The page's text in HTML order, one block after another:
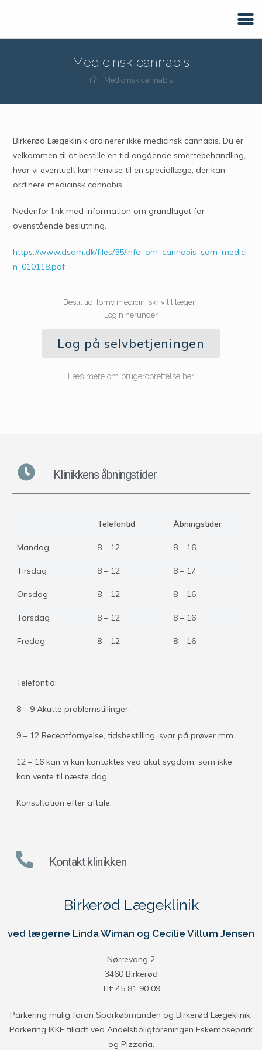
Medicinsk cannabis
Medicinsk cannabis
Birkerød Lægeklinik ordinerer ikke medicinsk cannabis. Du er
velkommen til at bestille en tid angående smertebehandling,
hvor vi eventuelt kan henvise til en speciallæge, der kan
ordinere medicinsk cannabis.
Nedenfor link med information om grundlaget for
ovenstående beslutning.
https://www.dsam.dk/files/55/info_om_cannabis_som_medici
n_010118.pdf
Bestil tid, forny medicin, skriv til lægen.
Login herunder
Log på selvbetjeningen
Læs mere om brugeroprettelse her
Klinikkens åbningstider
Telefontid Åbningstider
Mandag 8 – 12 8 – 16
Tirsdag 8 – 12 8 – 17
Onsdag 8 – 12 8 – 16
Torsdag 8 – 12 8 – 16
Fredag 8 – 12 8 – 16
Telefontid:
8 – 9 Akutte problemstillinger.
9 – 12 Receptfornyelse, tidsbestilling, svar på prøver mm.
12 – 16 kan vi kun kontaktes ved akut sygdom, som ikke
kan vente til næste dag.
Konsultation efter aftale.
Kontakt klinikken
Birkerød Lægeklinik
ved lægerne Linda Wiman og Cecilie Villum Jensen
Nørrevang 2
3460 Birkerød
Tlf: 45 81 90 09
Parkering mulig foran Sparkøbmanden og Birkerød Lægeklinik.
Parkering IKKE tilladt ved Andelsboligforeningen Eskemosepark
og Pizzaria.